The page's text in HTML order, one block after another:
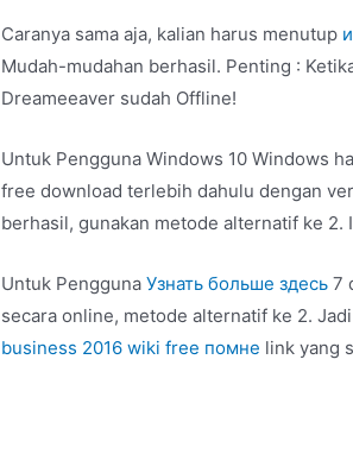
Caranya sama aja, kalian harus menutup
Mudah-mudahan berhasil. Penting :
Dreameeaver sudah Offline!
Untuk Pengguna Windows 10 Windows
free download terlebih dahulu dengan
berhasil, gunakan metode alternatif ke 2.
Untuk PenggunaУзнать больше здесь 7
secara online, metode alternatif ke 2.
business 2016 wiki free помне link yang